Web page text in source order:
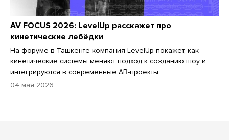
AV FOCUS 2026: LevelUp расскажет про
кинетические лебёдки
На форуме в Ташкенте компания LevelUp покажет, как
кинетические системы меняют подход к созданию шоу и
интегрируются в современные АВ-проекты.
04 мая 2026